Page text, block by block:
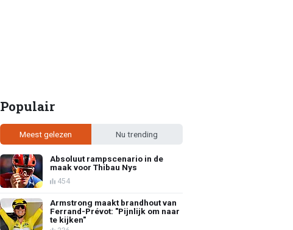
Populair
Meest gelezen Nu trending
Absoluut rampscenario in de
maak voor Thibau Nys
454
Armstrong maakt brandhout van
Ferrand-Prévot: "Pijnlijk om naar
te kijken"